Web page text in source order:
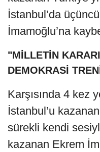
İstanbul’da
İmamoğlu’na
"MİLLETİN
DEMOKRASİ
Karşısında 4 kez
İstanbul’u
sürekli kendi
kazanan Ekrem